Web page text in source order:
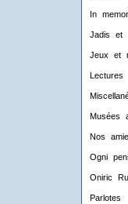
In
Jadis et
Jeux et
Lectures
Musées
Nos
Ogni
Oniric
Parlotes